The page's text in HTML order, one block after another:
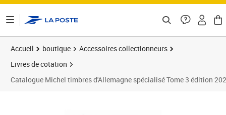
Accueil boutique
Accessoires collectionneurs
Livres de cotation
Catalogue Michel timbres d'Allemagne spécialisé Tome 3 édition